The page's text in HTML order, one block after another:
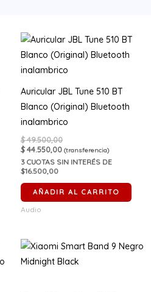
Auricular JBL Tune 510 BT
Blanco (Original) Bluetooth
inalambrico
$49.500,00
$44.550,00 (transferencia)
3 CUOTAS SIN INTERÉS DE
$16.500,00
AÑADIR AL CARRITO
Audio